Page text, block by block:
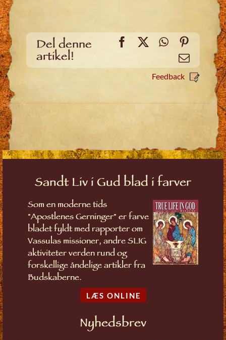
Del denne
artikel!
Facebook
X WhatsApp
Email
Feedback
Sandt Liv i Gud blad i farver
Som en moderne tids
"Apostlenes Gerninger" er farve
bladet fyldt med rapporter om
Vassulas missioner, andre SLIG
aktiviteter verden rund og
forskellige åndelige artikler fra
Budskaberne.
LÆS ONLINE
Nyhedsbrev